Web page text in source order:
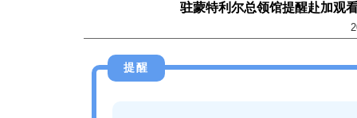
驻蒙特利尔总领馆提醒赴加观
提醒